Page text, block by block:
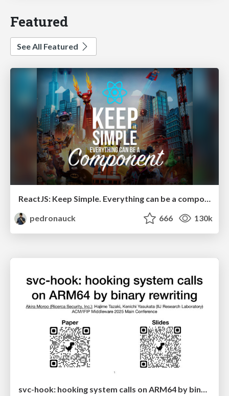
Featured
See All Featured
ReactJS: Keep Simple. Everything can be a component!
pedronauck
666 130k